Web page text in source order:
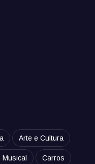
Arte e Cultura
Musical Carros